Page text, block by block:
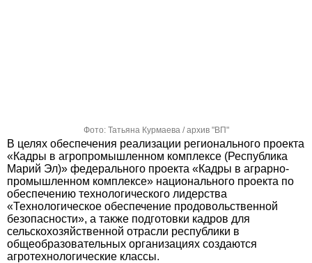
Фото: Татьяна Курмаева / архив "ВП"
В целях обеспечения реализации регионального проекта
«Кадры в агропромышленном комплексе (Республика
Марий Эл)» федерального проекта «Кадры в аграрно-
промышленном комплексе» национального проекта по
обеспечению технологического лидерства
«Технологическое обеспечение продовольственной
безопасности», а также подготовки кадров для
сельскохозяйственной отрасли республики в
общеобразовательных организациях создаются
агротехнологические классы.